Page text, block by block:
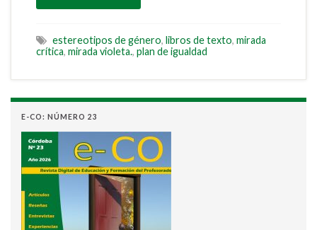
estereotipos de género, libros de texto, mirada
crítica, mirada violeta., plan de igualdad
E-CO: NÚMERO 23